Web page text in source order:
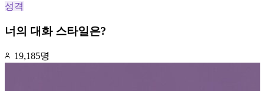
성격
너의 대화 스타일은?
19,185명